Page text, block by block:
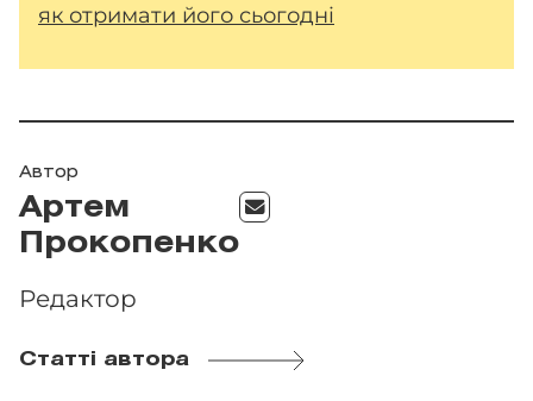
як отримати його сьогодні
Автор
Артем
Прокопенко
Редактор
Статті автора